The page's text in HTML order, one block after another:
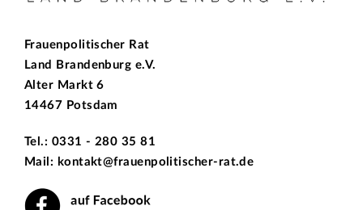
Frauenpolitischer Rat
Land Brandenburg e.V.
Alter Markt 6
14467 Potsdam
Tel.: 0331 - 280 35 81
Mail: kontakt@frauenpolitischer-rat.de